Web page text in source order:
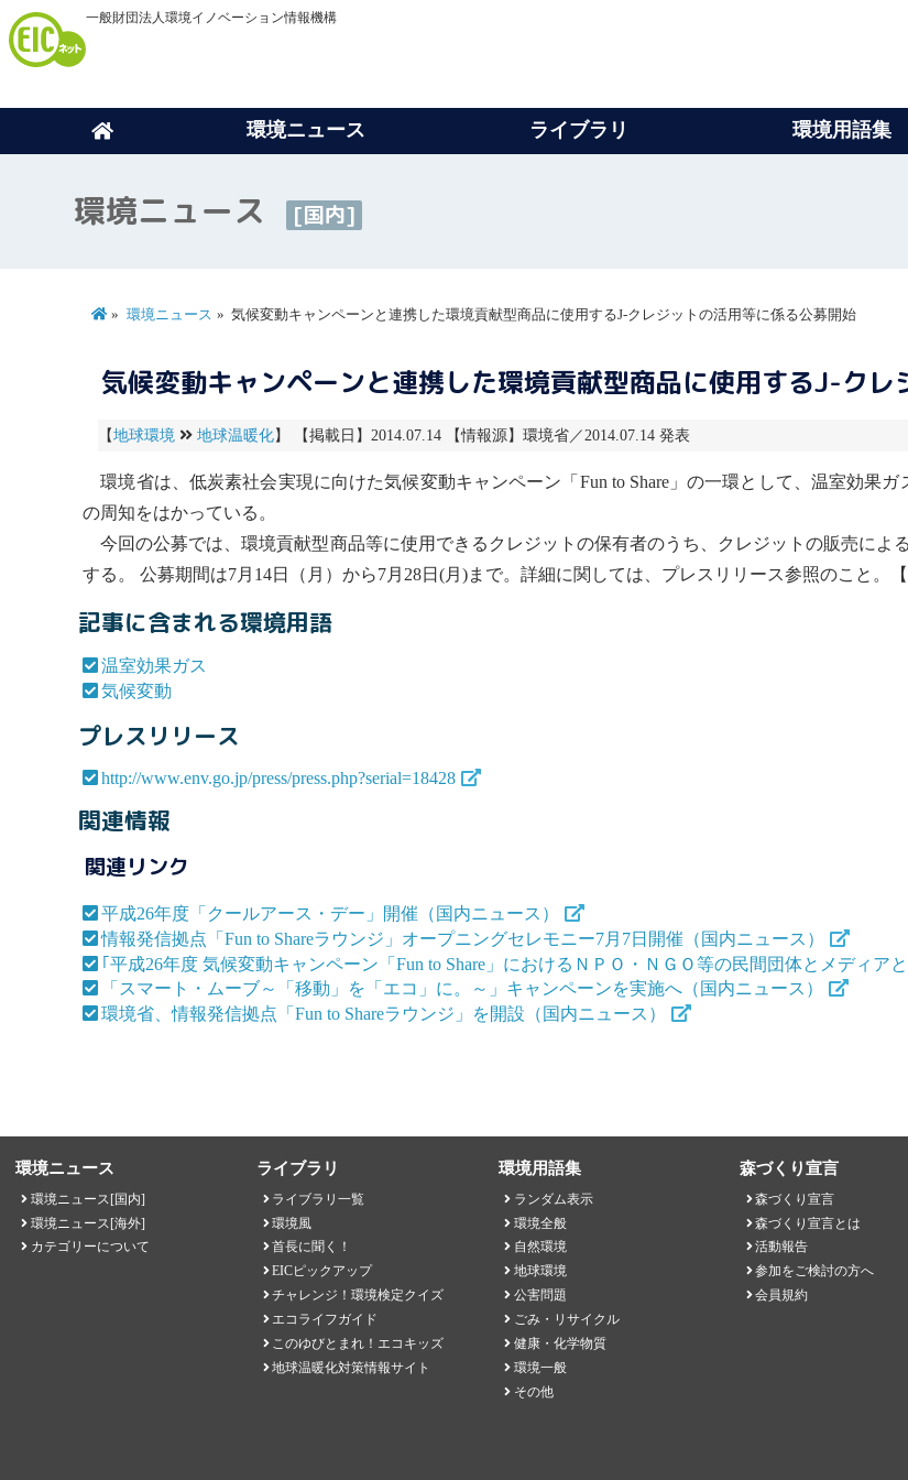
一般財団法人環境イノベーション情報機構
環境ニュース ライブラリ 環境用語集
環境ニュース [国内]
環境ニュース 気候変動キャンペーンと連携した環境貢献型商品に使用するJ-クレジットの活用等に係る公募開始
気候変動キャンペーンと連携した環境貢献型商品に使用するJ-ク
【地球環境 地球温暖化】 【掲載日】2014.07.14 【情報源】環境省／2014.07.14 発表
環境省は、低炭素社会実現に向けた気候変動キャンペーン「Fun to Share」の一環として、 温室効果ガ
の周知をはかっている。
今回の公募では、環境貢献型商品等に使用できるクレジットの保有者のうち、クレジットの販売によ
する。 公募期間は7月14日（月）から7月28日(月)まで。詳細に関しては、プレスリリース参照のこと。【
記事に含まれる環境用語
温室効果ガス
気候変動
プレスリリース
http://www.env.go.jp/press/press.php?serial=18428
関連情報
関連リンク
平成26年度「クールアース・デー」開催（国内ニュース）
情報発信拠点「Fun to Shareラウンジ」オープニングセレモニー7月7日開催（国内ニュース）
｢平成26年度 気候変動キャンペーン「Fun to Share」におけるＮＰＯ・ＮＧＯ等の民間団体とメディア
「スマート・ムーブ～「移動」を「エコ」に。～」キャンペーンを実施へ（国内ニュース）
環境省、情報発信拠点「Fun to Shareラウンジ」を開設（国内ニュース）
環境ニュース
環境ニュース[国内]
環境ニュース[海外]
カテゴリーについて
ライブラリ
ライブラリ一覧
環境風
首長に聞く！
EICピックアップ
チャレンジ！環境検定クイズ
エコライフガイド
このゆびとまれ！エコキッズ
地球温暖化対策情報サイト
環境用語集
ランダム表示
環境全般
自然環境
地球環境
公害問題
ごみ・リサイクル
健康・化学物質
環境一般
その他
森づくり宣言
森づくり宣言
森づくり宣言とは
活動報告
参加をご検討の方へ
会員規約